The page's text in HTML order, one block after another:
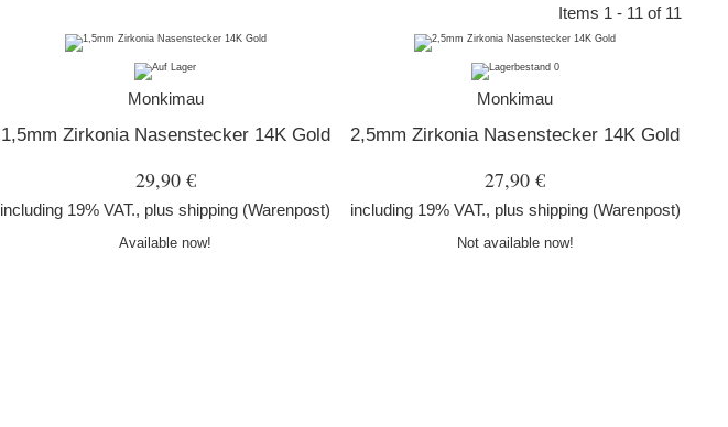
Items 1 - 11 of 11
Monkimau
1,5mm Zirkonia Nasenstecker 14K Gold
29,90 €
including 19% VAT., plusshipping (Warenpost)
Available now!
Monkimau
2,5mm Zirkonia Nasenstecker 14K Gold
27,90 €
including 19% VAT., plus shipping (Warenpost)
Not available now!